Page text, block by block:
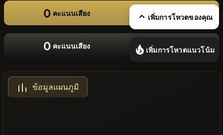
0 คะแนนเสียง เพิ่มการโหวตของคุณ
0 คะแนนเสียง เพิ่มการโหวตแนวโน้ม
ข้อมูลแผนภูมิ